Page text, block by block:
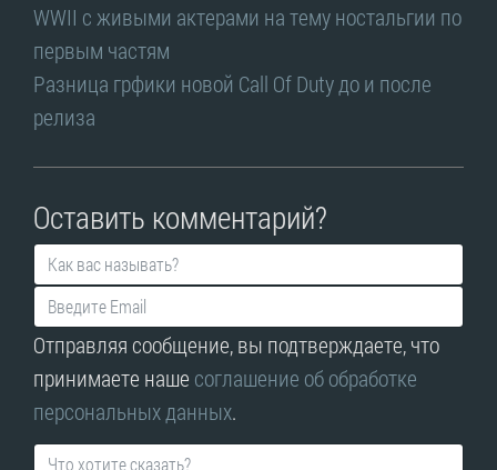
WWII с живыми актерами на тему ностальгии по
первым частям
Разница грфики новой Call Of Duty до и после
релиза
Оставить комментарий?
Отправляя сообщение, вы подтверждаете, что
принимаете наше соглашение об обработке
персональных данных.